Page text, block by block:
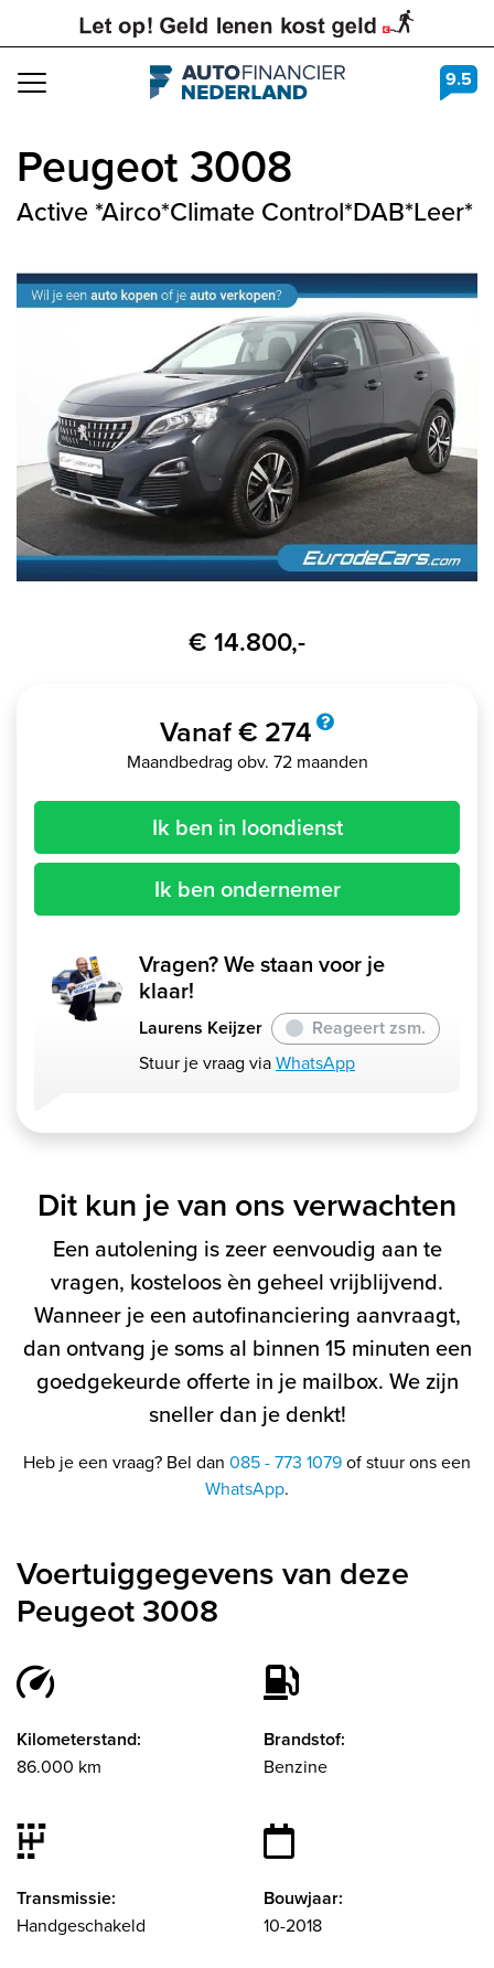
Navigation 9.5
Peugeot 3008
Active *Airco*Climate Control*DAB*Leer*
€ 14.800,-
Vanaf € 274
Maandbedrag obv. 72 maanden
Ik ben in loondienst
Ik ben ondernemer
Vragen? We staan voor je
klaar!
Laurens Keijzer Reageert zsm.
Stuur je vraag viaWhatsApp
Dit kun je van ons verwachten
Een autolening is zeer eenvoudig aan te
vragen, kosteloos èn geheel vrijblijvend.
Wanneer je een autofinanciering aanvraagt,
dan ontvang je soms al binnen 15 minuten een
goedgekeurde offerte in je mailbox. We zijn
sneller dan je denkt!
Heb je een vraag? Bel dan 085 - 773 1079of stuur ons een
WhatsApp.
Voertuiggegevens van deze
Peugeot 3008
Kilometerstand:
86.000 km
Brandstof:
Benzine
Transmissie:
Handgeschakeld
Bouwjaar:
10-2018